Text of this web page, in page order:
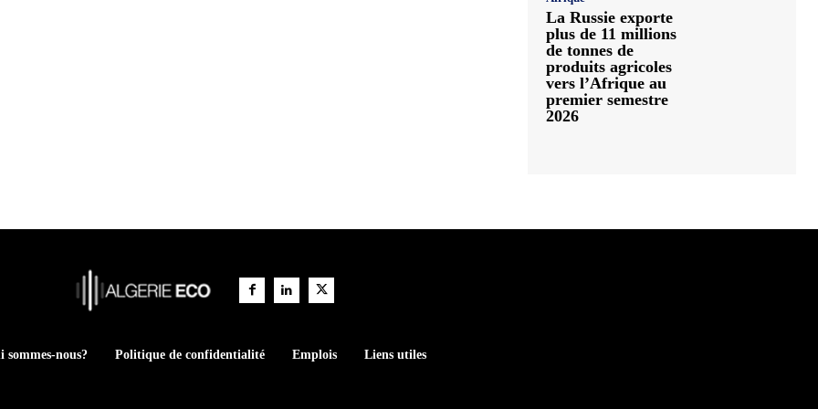
La Russie exporte
plus de 11 millions
de tonnes de
produits agricoles
vers l’Afrique au
premier semestre
2026
sommes-nous? Politique de confidentialité Emplois Liens utiles